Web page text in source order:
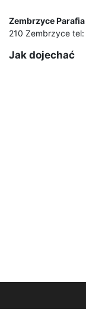
Zembrzyce
210 Zembrzyce
Jak dojechać